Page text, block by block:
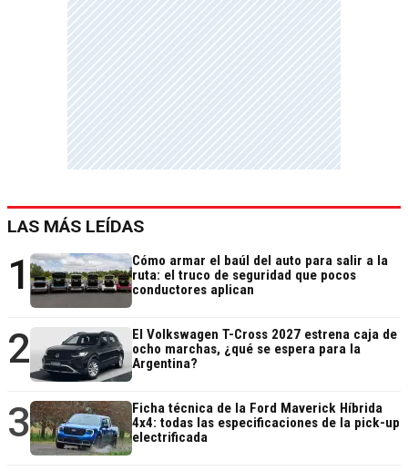
LAS MÁS LEÍDAS
1
Cómo armar el baúl del auto para salir a la
ruta: el truco de seguridad que pocos
conductores aplican
2
El Volkswagen T-Cross 2027 estrena caja de
ocho marchas, ¿qué se espera para la
Argentina?
3
Ficha técnica de la Ford Maverick Híbrida
4x4: todas las especificaciones de la pick-up
electrificada